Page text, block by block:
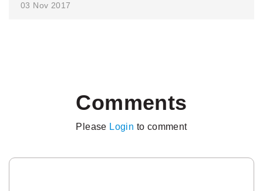
03 Nov 2017
Comments
Please Login to comment